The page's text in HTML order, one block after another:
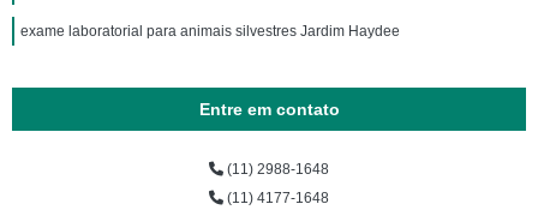
exame laboratorial para animais silvestres Jardim Haydee
Entre em contato
(11) 2988-1648
(11) 4177-1648